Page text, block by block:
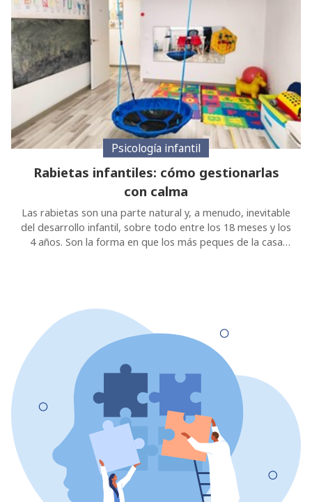
Rabietas infantiles: cómo gestionarlas
con calma
Psicología infantil
Las rabietas son una parte natural y, a menudo, inevitable
del desarrollo infantil, sobre todo entre los 18 meses y los
4 años. Son la forma en que los más peques de la casa
expresan emociones intensas como frustración, ira o
tristeza, debido a que aún no han desarrollado las
habilidades verbales y de autorregulación necesarias. En
aprender a gestionarlas con calma y a verlas como
oportunidades de enseñanza. Entender la